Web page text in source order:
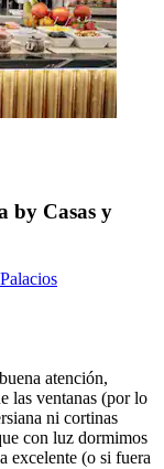
by Casas y
atención,
las ventanas (por lo
ni cortinas
con luz dormimos
excelente (o si fuera